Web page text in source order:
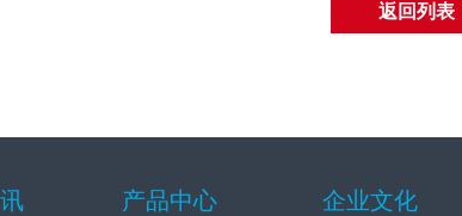
返回列表
产品中心 企业文化